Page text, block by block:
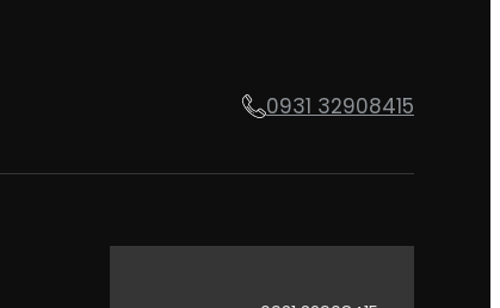
0931 32908415